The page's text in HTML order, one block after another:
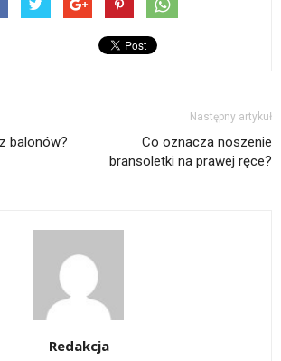
balonów?
Następny artykuł
Co oznacza noszenie
bransoletki na prawej ręce?
Redakcja